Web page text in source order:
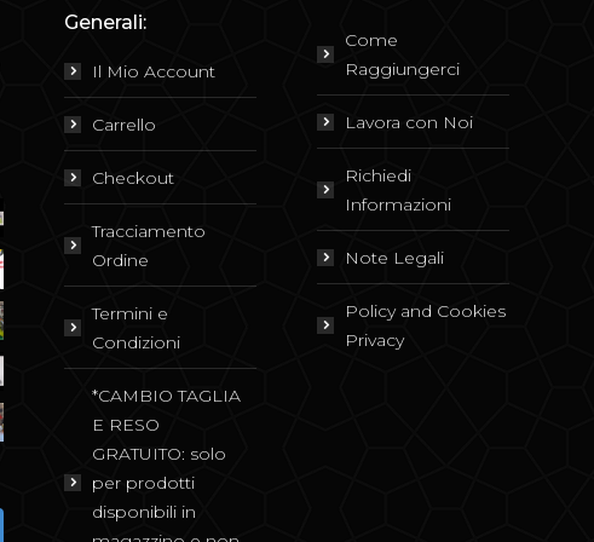
Generali:
Il Mio Account
Carrello
Checkout
Tracciamento
Ordine
Termini e
Condizioni
*CAMBIO TAGLIA
E RESO
GRATUITO: solo
per prodotti
disponibili in
Come
Raggiungerci
Lavora con Noi
Richiedi
Informazioni
Note Legali
Policy and Cookies
Privacy